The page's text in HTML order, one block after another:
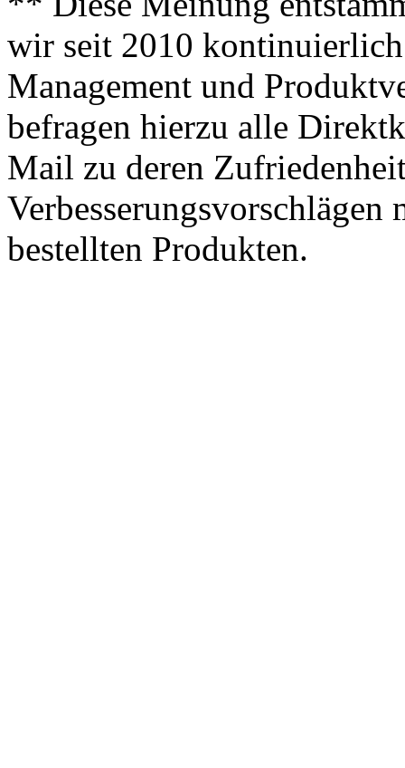
wir seit 2010
Management und
befragen hierzu alle
Mail zu deren
bestellten Produkten.